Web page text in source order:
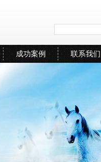
成功案例 联系我们